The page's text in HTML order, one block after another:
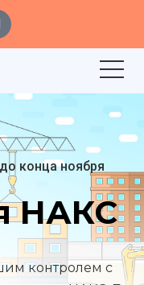
конца ноября
НАКС
контролем с